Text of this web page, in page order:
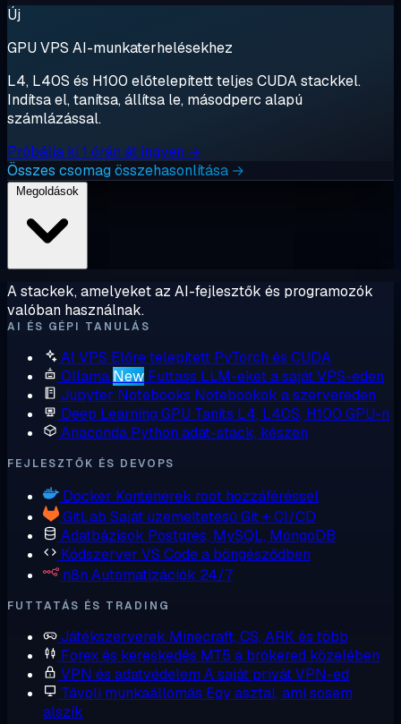
Új
GPU VPS AI-munkaterhelésekhez
L4, L40S és H100 előtelepített teljes CUDA stackkel.
Indítsa el, tanítsa, állítsa le, másodperc alapú
számlázással.
Próbálja ki 1 órán át ingyen →
Összes csomag összehasonlítása →
A stackek, amelyeket az AI-fejlesztők és programozók
valóban használnak.
AI ÉS GÉPI TANULÁS
AI VPS Előre telepített PyTorch és CUDA
Ollama New Futtass LLM-eket a saját VPS-eden
Jupyter Notebooks Notebookok a szervereden
Deep Learning GPU Taníts L4, L40S, H100 GPU-n
Anaconda Python adat-stack, készen
FEJLESZTŐK ÉS DEVOPS
Docker Konténerek root hozzáféréssel
GitLab Saját üzemeltetésű Git + CI/CD
Adatbázisok Postgres, MySQL, MongoDB
Kódszerver VS Code a böngésződben
n8n Automatizációk 24/7
FUTTATÁS ÉS TRADING
Játékszerverek Minecraft, CS, ARK és több
Forex és kereskedés MT5 a brókered közelében
VPN és adatvédelem A saját privát VPN-ed
Távoli munkaállomás Egy asztal, ami sosem
alszik